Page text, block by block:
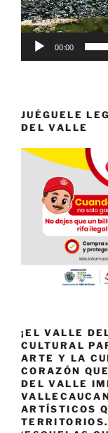
00:00
JUÉGUELE
DEL VALLE
¡EL VALLE
CULTURAL
ARTE Y LA
CORAZÓN
DEL VALLE
ARTÍSTICOS